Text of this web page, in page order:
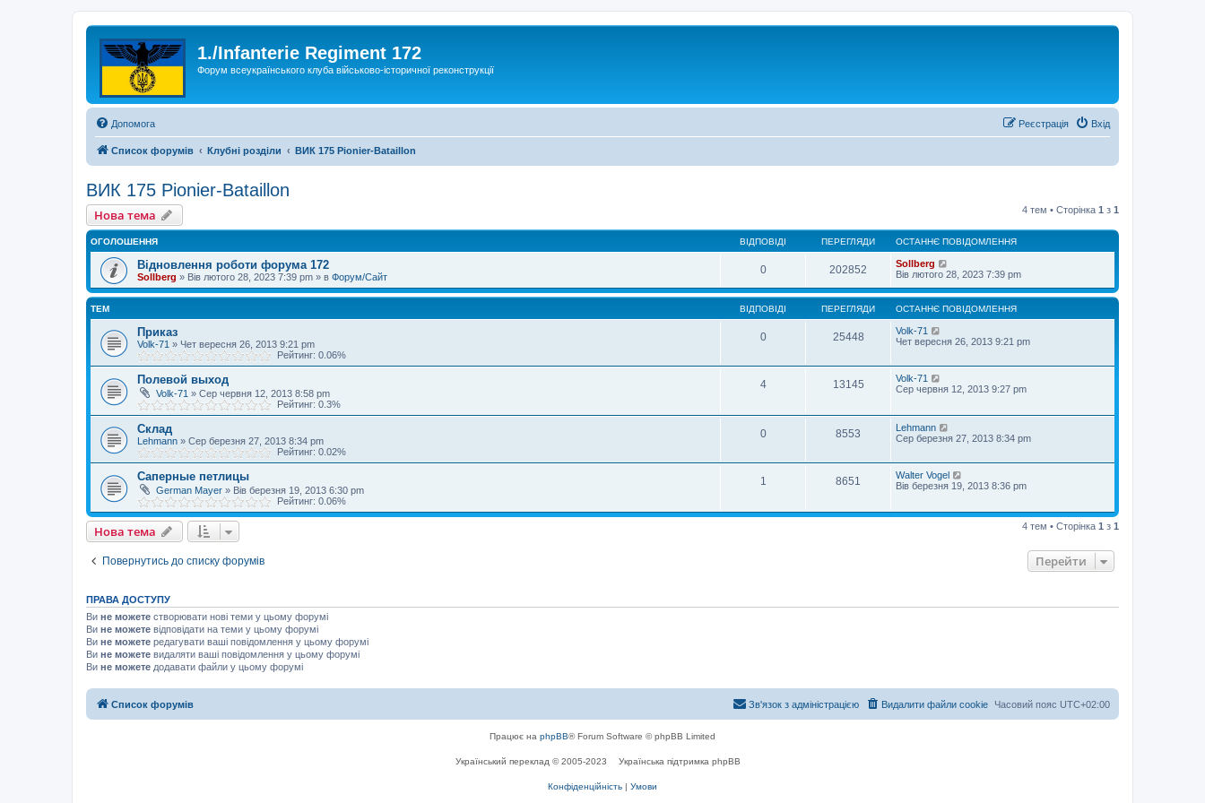
1./Infanterie Regiment 172
Форум всеукраїнського клуба військово-історичної реконструкції
Допомога Вхід
Реєстрація
Список форумів Клубні розділи ВИК 175 Pionier-Bataillon
ВИК 175 Pionier-Bataillon
Нова тема 4 тем • Сторінка 1 з 1
ОГОЛОШЕННЯ ВІДПОВІДІ ПЕРЕГЛЯДИ ОСТАННЄ ПОВІДОМЛЕННЯ
Відновлення роботи форума 172
Sollberg » Вів лютого 28, 2023 7:39 pm » в Форум/Сайт
0 202852
Sollberg
Вів лютого 28, 2023 7:39 pm
ТЕМ ВІДПОВІДІ ПЕРЕГЛЯДИ ОСТАННЄ ПОВІДОМЛЕННЯ
Приказ
Volk-71 » Чет вересня 26, 2013 9:21 pm
Рейтинг: 0.06%
0 25448
Volk-71
Чет вересня 26, 2013 9:21 pm
Полевой выход
Volk-71 » Сер червня 12, 2013 8:58 pm
Рейтинг: 0.3%
4 13145
Volk-71
Сер червня 12, 2013 9:27 pm
Склад
Lehmann » Сер березня 27, 2013 8:34 pm
Рейтинг: 0.02%
0 8553
Lehmann
Сер березня 27, 2013 8:34 pm
Саперные петлицы
German Mayer » Вів березня 19, 2013 6:30 pm
Рейтинг: 0.06%
1 8651
Walter Vogel
Вів березня 19, 2013 8:36 pm
Нова тема 4 тем • Сторінка 1 з 1
Повернутись до списку форумів Перейти
ПРАВА ДОСТУПУ
Ви не можете створювати нові теми у цьому форумі
Ви не можете відповідати на теми у цьому форумі
Ви не можете редагувати ваші повідомлення у цьому форумі
Ви не можете видаляти ваші повідомлення у цьому форумі
Ви не можете додавати файли у цьому форумі
Список форумів Часовий пояс UTC+02:00
Видалити файли cookie
Зв'язок з адміністрацією
Працює на phpBB® Forum Software © phpBB Limited
Український переклад © 2005-2023 Українська підтримка phpBB
Конфіденційність | Умови